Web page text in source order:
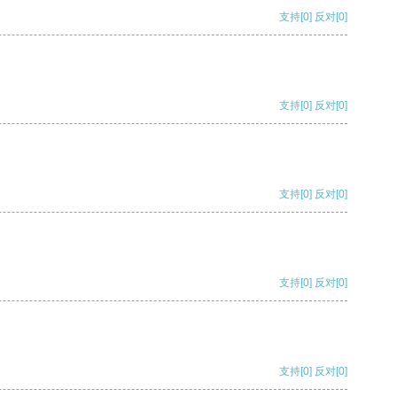
支持[0] 反对[0]
支持[0] 反对[0]
支持[0] 反对[0]
支持[0] 反对[0]
支持[0] 反对[0]